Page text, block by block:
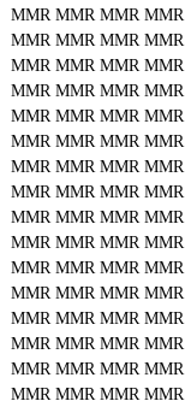
MMR MMR MMR MMR
MMR MMR MMR MMR
MMR MMR MMR MMR
MMR MMR MMR MMR
MMR MMR MMR MMR
MMR MMR MMR MMR
MMR MMR MMR MMR
MMR MMR MMR MMR
MMR MMR MMR MMR
MMR MMR MMR MMR
MMR MMR MMR MMR
MMR MMR MMR MMR
MMR MMR MMR MMR
MMR MMR MMR MMR
MMR MMR MMR MMR
MMR MMR MMR MMR